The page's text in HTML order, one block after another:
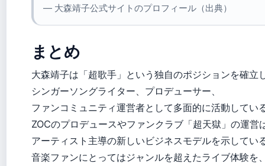
— 大森靖子公式サイトのプロフィール（出典）
まとめ
大森靖子は「超歌手」という独自のポジションを確立
シンガーソングライター、プロデューサー、
ファンコミュニティ運営者として多面的に活動してい
ZOCのプロデュースやファンクラブ「超天獄」の運営
アーティスト主導の新しいビジネスモデルを示してい
音楽ファンにとってはジャンルを超えたライブ体験を